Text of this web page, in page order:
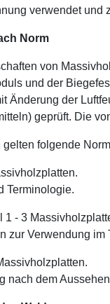
verwendet und
Norm
von
und der
Änderung der
geprüft. Die
gelten folgende
Terminologie.
1 - 3
zur Verwendung
nach dem